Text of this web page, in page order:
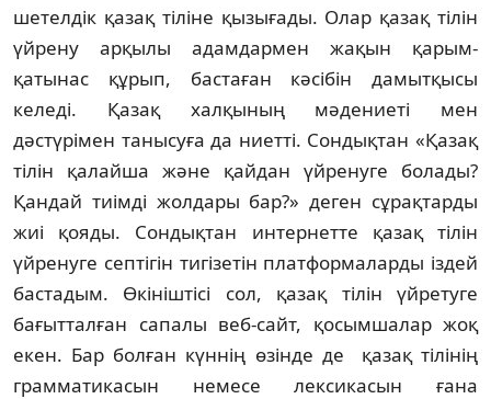
шетелдік қазақ тіліне қызығады. Олар қазақ тілін
үйрену арқылы адамдармен жақын қарым-
қатынас құрып, бастаған кәсібін дамытқысы
келеді. Қазақ халқының мәдениеті мен
дәстүрімен танысуға да ниетті. Сондықтан «Қазақ
тілін қалайша және қайдан үйренуге болады?
Қандай тиімді жолдары бар?» деген сұрақтарды
жиі қояды. Сондықтан интернетте қазақ тілін
үйренуге септігін тигізетін платформаларды іздей
бастадым. Өкініштісі сол, қазақ тілін үйретуге
бағытталған сапалы веб-сайт, қосымшалар жоқ
екен. Бар болған күннің өзінде де қазақ тілінің
грамматикасын немесе лексикасын ғана